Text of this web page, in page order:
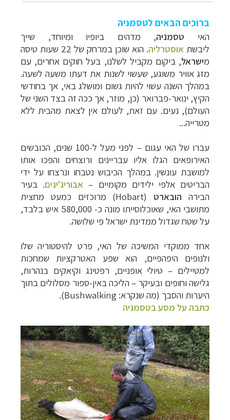
ברוכים הבאים לטסמניה
האי טסמניה, מדהים ביופיו ומיוחד, שייך
ליבשת אוסטרליה.
הוא שוכן במרחק של 22 שעות טיסה
מישראל, ביקום מקביל לשלנו, בעל חוקים אחרים, עם
מזג אוויר משוגע, שעשוי לשנות את דעתו משעה לשעה.
במהלך השנה עשוי להיות גשום ומושלג באי, אך בחודשי
הקיץ, ינואר-פברואר (כן, מוזר, אך ככה זה בצד השני של
העולם), נעים. עם זאת, לעולם אין לצאת מהבית ללא
מטרייה...
עברו של האי עגום–
לפני מעל ל-100 שנים, הכובשים
האירופאים הגלו אליו עבריינים ורוצחים והפכו אותו
למושבת עונשין. במהלך הכיבוש נטבחו ונרצחו על ידי
הבריטים אלפי ילידים מקומיים – אבוריג'ינים. בעיר
הבירה הובארט(
Hobart) מרוכזים כמעט מחצית
מתושבי האי, שאוכלוסייתו מונה כ- 580,000 איש בלבד,
על שטח שגדול ממדינת ישראל פי שלושה.
אחד ממוקדי המשיכה של האי, פרט להיסטוריה שלו
ולנופים היפהפיים, הוא שפע האטרקציות שמחכות
למטיילים – טיולי אופניים, רפטינג וקיאקים בנהרות,
גלישה וחופים ובעיקר –הליכה באין-ספור מסלולים בתוך
היערות והסבך (מה שנקרא: Bushwalking).
כתבה על מסע בטסמניה